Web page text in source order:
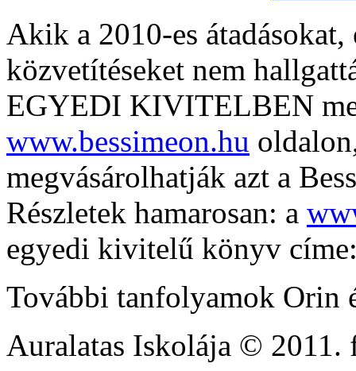
Akik a 2010-es
közvetítéseket nem
EGYEDI KIVITELBEN
www.bessimeon.hu
megvásárolhatják azt a
Részletek hamarosan: a
egyedi kivitelű könyv
További tanfolyamok Orin
Auralatas Iskolája © 2011.